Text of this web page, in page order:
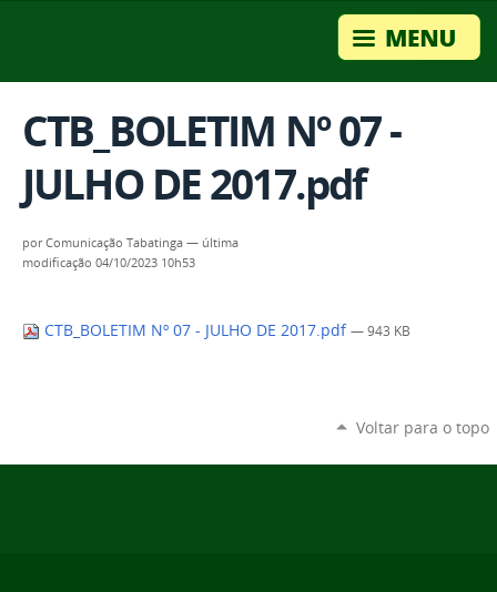
CTB_BOLETIM Nº 07 -
JULHO DE 2017.pdf
porComunicação Tabatinga — última
modificação 04/10/2023 10h53
CTB_BOLETIM Nº 07 - JULHO DE 2017.pdf — 943 KB
Voltar para o topo